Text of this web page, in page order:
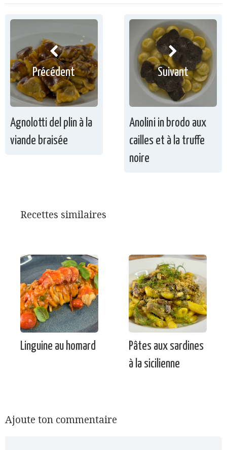
Précédent
Agnolotti del plin à la
viande braisée
Suivant
Anolini in brodo aux
cailles et à la truffe
noire
Recettes similaires
Linguine au homard
Pâtes aux sardines
à la sicilienne
Ajoute ton commentaire